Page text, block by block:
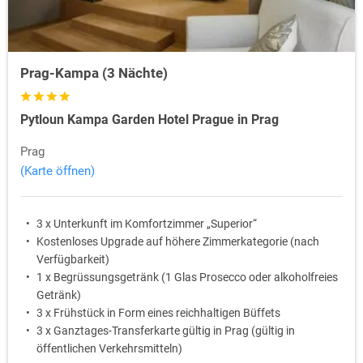
Prag-Kampa (3 Nächte)
Pytloun Kampa Garden Hotel Prague in Prag
Prag
(Karte öffnen)
3 x Unterkunft im Komfortzimmer „Superior“
Kostenloses Upgrade auf höhere Zimmerkategorie (nach
Verfügbarkeit)
1 x Begrüssungsgetränk (1 Glas Prosecco oder alkoholfreies
Getränk)
3 x Frühstück in Form eines reichhaltigen Büffets
3 x Ganztages-Transferkarte gültig in Prag (gültig in
öffentlichen Verkehrsmitteln)